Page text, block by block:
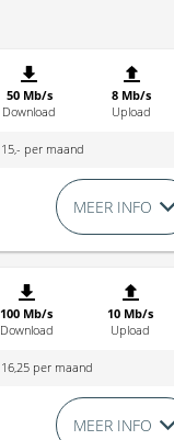
50 Mb/s
Download
8 Mb/s
Upload
15,- per maand
MEER INFO
100 Mb/s
Download
10 Mb/s
Upload
16,25 per maand
MEER INFO